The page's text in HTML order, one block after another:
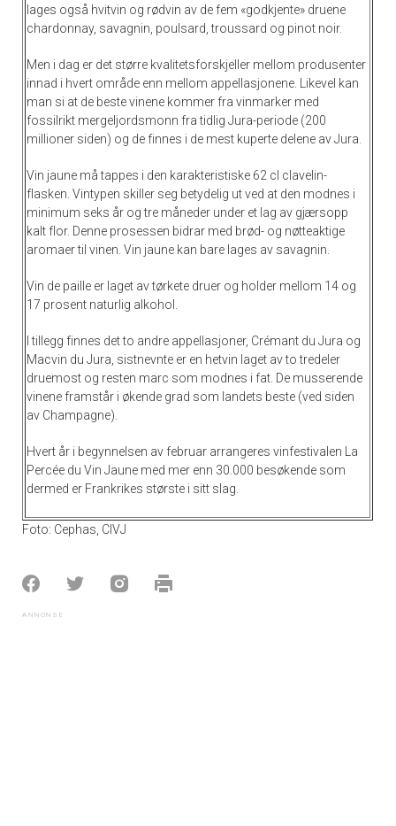
lages også hvitvin og rødvin av de fem «godkjente» druene
chardonnay, savagnin, poulsard, troussard og pinot noir.
Men i dag er det større kvalitetsforskjeller mellom produsenter
innad i hvert område enn mellom appellasjonene. Likevel kan
man si at de beste vinene kommer fra vinmarker med
fossilrikt mergeljordsmonn fra tidlig Jura-periode (200
millioner siden) og de finnes i de mest kuperte delene av Jura.
Vin jaune må tappes i den karakteristiske 62 cl clavelin-
flasken. Vintypen skiller seg betydelig ut ved at den modnes i
minimum seks år og tre måneder under et lag av gjærsopp
kalt flor. Denne prosessen bidrar med brød- og nøtteaktige
aromaer til vinen. Vin jaune kan bare lages av savagnin.
Vin de paille er laget av tørkete druer og holder mellom 14 og
17 prosent naturlig alkohol.
I tillegg finnes det to andre appellasjoner, Crémant du Jura og
Macvin du Jura, sistnevnte er en hetvin laget av to tredeler
druemost og resten marc som modnes i fat. De musserende
vinene framstår i økende grad som landets beste (ved siden
av Champagne).
Hvert år i begynnelsen av februar arrangeres vinfestivalen La
Percée du Vin Jaune med mer enn 30.000 besøkende som
dermed er Frankrikes største i sitt slag.
Foto: Cephas, CIVJ